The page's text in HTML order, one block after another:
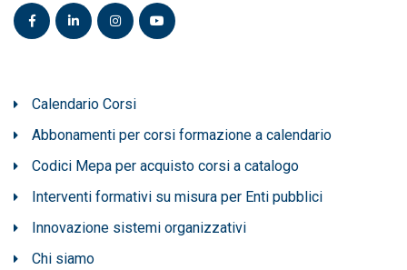
Calendario Corsi
Abbonamenti per corsi formazione a calendario
Codici Mepa per acquisto corsi a catalogo
Interventi formativi su misura per Enti pubblici
Innovazione sistemi organizzativi
Chi siamo